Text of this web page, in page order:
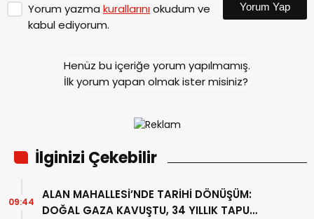
Yorum yazma kurallarınıokudum ve
kabul ediyorum.
Yorum Yap
Henüz bu içeriğe yorum yapılmamış.
İlk yorum yapan olmak ister misiniz?
İlginizi Çekebilir
ALAN MAHALLESİ’NDE TARİHİ DÖNÜŞÜM:
DOĞAL GAZA KAVUŞTU, 34 YILLIK TAPU
09:44